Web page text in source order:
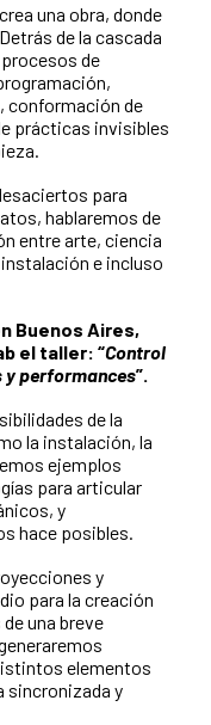
una obra, donde
de la cascada
de
conformación de
prácticas invisibles
para
hablaremos de
entre arte, ciencia
e incluso
Buenos Aires,
el taller: “Control
performances”.
de la
la instalación, la
ejemplos
para articular
y
hace posibles.
y
para la creación
una breve
elementos
sincronizada y